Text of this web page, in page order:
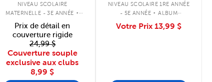
NIVEAU SCOLAIRE
MATERNELLE - 3E ANNÉE .
COUVERTURE SOUPLE
Prix de détail en
couverture rigide
24,99 $
Couverture souple
exclusive aux clubs
8,99 $
NIVEAU SCOLAIRE 1RE ANNÉE
- 5E ANNÉE . ALBUM
Votre Prix13,99 $